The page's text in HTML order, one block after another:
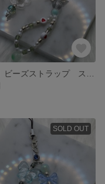
SOLD OUT